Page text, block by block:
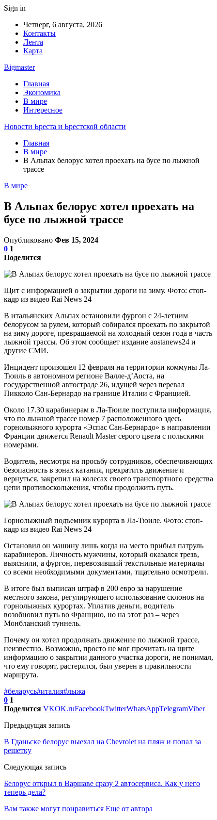
Sign in
Четверг, 6 августа, 2026
Контакты
Лента
Карта
Bigmaster
Главная
Экономика
В мире
Интересное
Новости Бреста и Брестской области
Главная
В мире
В Альпах белорус хотел проехать на бусе по лыжной
трассе
В мире
В Альпах белорус хотел проехать на
бусе по лыжной трассе
Опубликовано Фев 15, 2024
0 1
Поделится
Щит с информацией о закрытии дороги на зиму. Фото: стоп-
кадр из видео Rai News 24
В итальянских Альпах остановили фургон с 24-летним
белорусом за рулем, который собирался проехать по закрытой
на зиму дороге, превращаемой на холодный сезон года в часть
лыжной трассы. Об этом сообщает издание aostanews24 и
другие СМИ.
Инцидент произошел 12 февраля на территории коммуны Ла-
Тюиль в автономном регионе Валле-д’Аоста, на
государственной автостраде 26, идущей через перевал
Пикколо Сан-Бернардо на границе Италии с Францией.
Около 17.30 карабинерам в Ла-Тюиле поступила информация,
что по лыжной трассе номер 7 расположенного здесь
горнолыжного курорта «Эспас Сан-Бернардо» в направлении
Франции движется Renault Master серого цвета с польскими
номерами.
Водитель, несмотря на просьбу сотрудников, обеспечивающих
безопасность в зонах катания, прекратить движение и
вернуться, закрепил на колесах своего транспортного средства
цепи противоскольжения, чтобы продолжить путь.
Горнолыжный подъемник курорта в Ла-Тюиле. Фото: стоп-
кадр из видео Rai News 24
Остановил он машину лишь когда на место прибыл патруль
карабинеров. Личность мужчины, который оказался трезв,
выяснили, а фургон, перевозивший текстильные материалы
со всеми необходимыми документами, тщательно осмотрели.
В итоге был выписан штраф в 200 евро за нарушение
местного закона, регулирующего использование склонов на
горнолыжных курортах. Уплатив деньги, водитель
возобновил путь во Францию, но на этот раз – через
Монбланский туннель.
Почему он хотел продолжать движение по лыжной трассе,
неизвестно. Возможно, просто не мог прочитать на щите
информацию о закрытии данного участка дороги, не понимал,
что ему говорят, растерялся, был уверен в правильности
маршрута.
#беларусь#италия#лыжа
0 1
Поделится VKOK.ruFacebookTwitterWhatsAppTelegramViber
Предыдущая запись
В Гданьске белорус выехал на Chevrolet на пляж и попал за
решетку
Следующая запись
Белорус открыл в Варшаве сразу 2 автосервиса. Как у него
теперь дела?
Вам также могут понравиться Еще от автора